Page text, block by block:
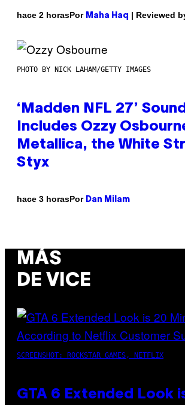
hace 2 horasPor Maha Haq | Reviewed
PHOTO BY NICK LAHAM/GETTY IMAGES
‘Madden NFL 27’
Includes Ozzy
Metallica, the White
Styx
hace 3 horasPor Dan Milam
MÁS
DE VICE
SCREENSHOT: ROCKSTAR GAMES, NETFLIX
GTA 6 Extended Look